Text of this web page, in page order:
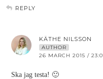
REPLY
KÄTHE NILSSON
AUTHOR
26 MARCH 2015 /
Ska jag testa! 🙂